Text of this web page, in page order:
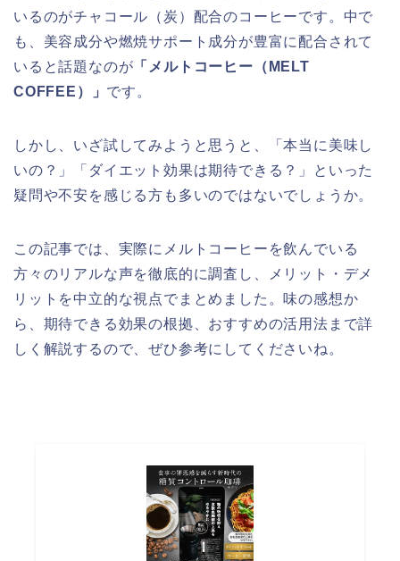
いるのがチャコール（炭）配合のコーヒーです。中で
も、美容成分や燃焼サポート成分が豊富に配合されて
いると話題なのが 「メルトコーヒー（MELT
COFFEE）」 です。
しかし、いざ試してみようと思うと、「本当に美味し
いの？」「ダイエット効果は期待できる？」といった
疑問や不安を感じる方も多いのではないでしょうか。
この記事では、実際にメルトコーヒーを飲んでいる
方々のリアルな声を徹底的に調査し、メリット・デメ
リットを中立的な視点でまとめました。味の感想か
ら、期待できる効果の根拠、おすすめの活用法まで詳
しく解説するので、ぜひ参考にしてくださいね。